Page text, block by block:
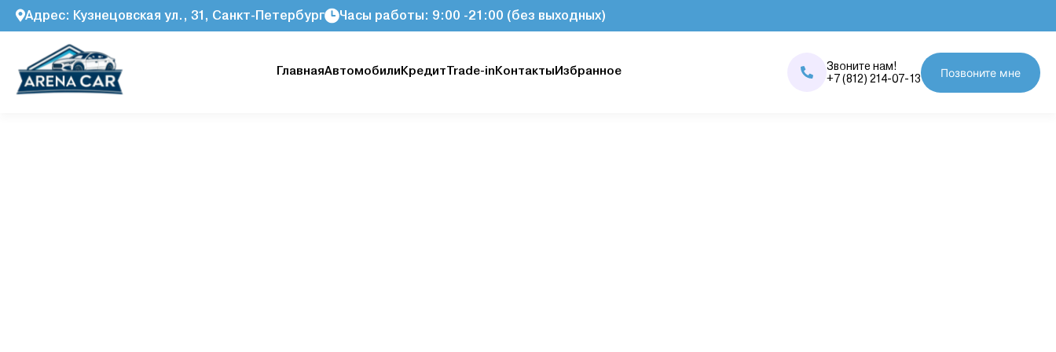
Адрес: Кузнецовская ул., 31, Санкт-Петербург Часы работы: 9:00 -21:00 (без выходных)
ГлавнаяАвтомобилиКредитTrade-inКонтактыИзбранное
Звоните нам!
+7 (812) 214-07-13
Позвоните мне